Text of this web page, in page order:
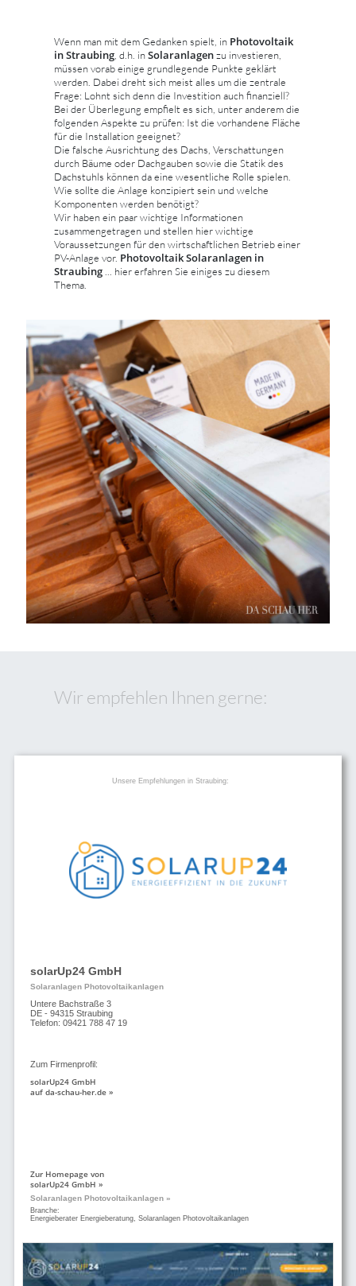
Wenn man mit dem Gedanken spielt, in Photovoltaik
in Straubing , d.h. inSolaranlagenzu investieren,
müssen vorab einige grundlegende Punkte geklärt
werden. Dabei dreht sich meist alles um die zentrale
Frage: Lohnt sich denn die Investition auch finanziell?
Bei der Überlegung empfielt es sich, unter anderem die
folgenden Aspekte zu prüfen: Ist die vorhandene Fläche
für die Installation geeignet?
Die falsche Ausrichtung des Dachs, Verschattungen
durch Bäume oder Dachgauben sowie die Statik des
Dachstuhls können da eine wesentliche Rolle spielen.
Wie sollte die Anlage konzipiert sein und welche
Komponenten werden benötigt?
Wir haben ein paar wichtige Informationen
zusammengetragen und stellen hier wichtige
Voraussetzungen für den wirtschaftlichen Betrieb einer
PV-Anlage vor. Photovoltaik Solaranlagen in
Straubing
... hier erfahren Sie einiges zu diesem
Thema.
Wir empfehlen Ihnen gerne:
Unsere Empfehlungen in Straubing:
solarUp24 GmbH
Solaranlagen Photovoltaikanlagen
Untere Bachstraße 3
DE - 94315 Straubing
Telefon: 09421 788 47 19
Zum Firmenprofil:
solarUp24 GmbH
auf da-schau-her.de »
Zur Homepage von
solarUp24 GmbH »
Solaranlagen Photovoltaikanlagen »
Branche:
Energieberater Energieberatung, Solaranlagen Photovoltaikanlagen